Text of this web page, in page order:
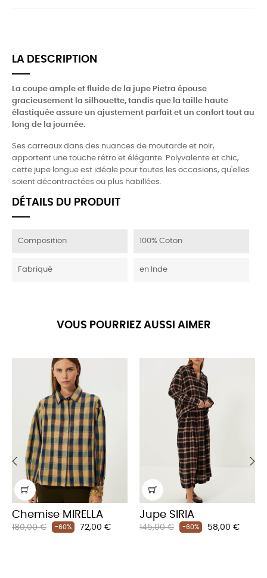
LA DESCRIPTION
La coupe ample et fluide de la jupe Pietra épouse
gracieusement la silhouette, tandis que la taille haute
élastiquée assure un ajustement parfait et un confort tout au
long de la journée.
Ses carreaux dans des nuances de moutarde et noir,
apportent une touche rétro et élégante. Polyvalente et chic,
cette jupe longue est idéale pour toutes les occasions, qu'elles
soient décontractées ou plus habillées.
DÉTAILS DU PRODUIT
Composition 100% Coton
Fabriqué en Inde
VOUS POURRIEZ AUSSI AIMER
Chemise MIRELLA
Prix
180,00 € -60% Prix
72,00 €
Jupe SIRIA
Prix
145,00 € -60% Prix
58,00 €
‹